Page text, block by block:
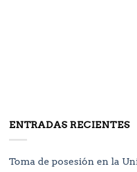
ENTRADAS RECIENTES
Toma de posesión en la